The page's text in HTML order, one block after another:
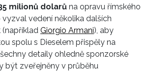
milionů dolarů na opravu římského
vyzval vedení několika dalších
Giorgio Armani), aby
spolu s Dieselem přispěly na
detaily ohledně sponzorské
být zveřejněny v průběhu